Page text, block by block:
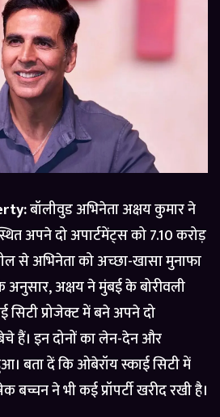
बॉलीवुड अभिनेता अक्षय कुमार ने
अपने दो अपार्टमेंट्स को 7.10 करोड़
से अभिनेता को अच्छा-खासा मुनाफा
अनुसार, अक्षय ने मुंबई के बोरीवली
सिटी प्रोजेक्ट में बने अपने दो
हैं। इन दोनों का लेन-देन और
बता दें कि ओबेरॉय स्काई सिटी में
ने भी कई प्रॉपर्टी खरीद रखी है।